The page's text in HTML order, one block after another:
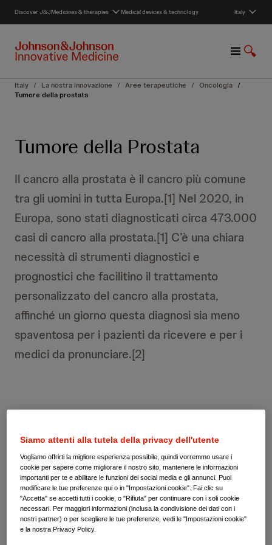
c
Discover J&JMedicines & therapies Medical devices & technology Italy
M
n
S
o
Italy / La nostra innovazione / Aree terapeutiche / Oncologia /
Tumore della prostata
Tumore della Prostata
Il cancro alla prostata è il cancro più comune
tra gli uomini in tutta Europa.[1] Nel 2020, in
Europa, sono stati diagnosticati circa 473.000
casi di cancro alla prostata.[1] C’è una chiara
necessità di strumenti diagnostici e
prognostici che facilitino il trattamento
personalizzato del cancro alla prostata,
affinché un giorno questa diagnosi sia meno
spaventosa per i pazienti da ricevere e per i
medici da pronunciare.[2]
Siamo attenti alla tutela della privacy dell'utente
Vogliamo offrirti la migliore esperienza possibile, quindi vorremmo usare i
cookie per sapere come migliorare il nostro sito, mantenere le informazioni
importanti per te e abilitare le funzioni dei social media e gli annunci. Puoi
modificare le tue preferenze qui o in "Impostazioni cookie". Fai clic su
"Accetta" se accetti tutti i cookie, o "Rifiuta" per continuare con i soli cookie
necessari. Per maggiori informazioni (inclusa la condivisione dei dati con i
nostri partner) o per scegliere le tue preferenze, vedi le "Impostazioni cookie"
e la nostra Privacy Policy.